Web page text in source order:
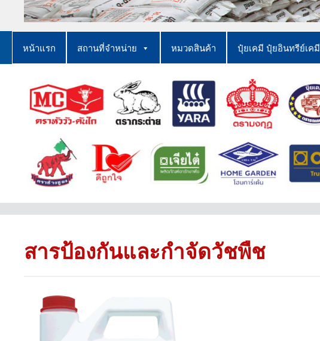
หน้าแรก สถานที่จำหน่าย หมวดสินค้า ปุ๋ยเคมี ปุ๋ยอินทรีย์เคมี
สารป้องกันและกำจัดวัชพืช